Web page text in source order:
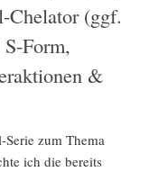
Chelator (ggf.
Form,
&
zum Thema
ich die bereits